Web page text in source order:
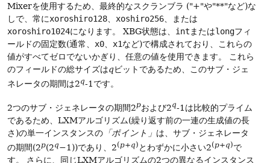
Mixerを使用するため、最終的なスクランブラ ("+"や"**"など)な
しで、常にxoroshiro128 xoshiro256 、または
xoroshiro1024になります。 XBG状態は、 int またはlongフィ
ールドの固定数(通常、 x0 x1など)で構成されており、これらの
値がすべてゼロでないかぎり、任意の値を使用できます。
これら
のフィールドの総サイズはqビットであるため、このサブ・ジェ
ネレータの期間は2q-1です。
2つのサブ・ジェネレータの期間2pおよび2q-1は比較的プライム
であるため、LXMアルゴリズム(繰り返す前の一連の生成値の長
さ)の単一インスタンスの 「ポイント」 は、サブ・ジェネレータ
の期間(2p(2q−1))であり、2(p+q) とわずかに小さい2(p+q)で
す。
さらに、同じLXMアルゴリズムの2つの異なるインスタンス